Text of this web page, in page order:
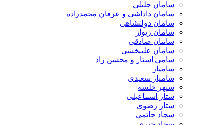
سامان جلیلی
سامان داداشی و عرفان محمدزاده
سامان دولتشاهی
سامان زیوار
سامان صادقی
سامان علیبخشی
سامی استار و محسن راد
سامیار
سامیار سعیدی
سپهر خلسه
ستار اسماعیلی
ستار رضوی
سجاد حاتمی